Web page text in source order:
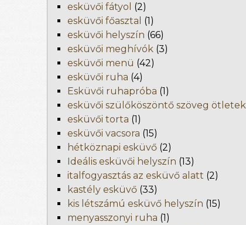
esküvői fátyol (2)
esküvői főasztal (1)
esküvői helyszín (66)
esküvői meghívók (3)
esküvői menü (42)
esküvői ruha (4)
Esküvői ruhapróba (1)
esküvői szülőköszöntő szöveg ötletek
esküvői torta (1)
esküvői vacsora (15)
hétköznapi esküvő (2)
Ideális esküvői helyszín (13)
italfogyasztás az esküvő alatt (2)
kastély esküvő (33)
kis létszámú esküvő helyszín (15)
menyasszonyi ruha (1)